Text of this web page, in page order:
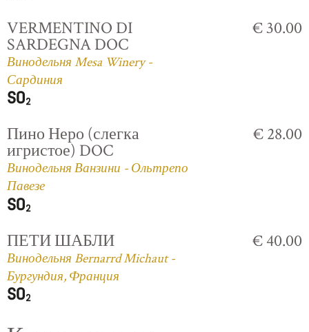
VERMENTINO DI
SARDEGNA DOC
Винодельня Mesa Winery -
Сардиния
€ 30.00
Пино Неро (слегка
игристое) DOC
Винодельня Ванзини - Ольтрепо
Павезе
€ 28.00
ПЕТИ ШАБЛИ
Винодельня Bernarrd Michaut -
Бургундия, Франция
€ 40.00